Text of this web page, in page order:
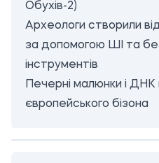
Обухів-2)
Археологи створили
за допомогою ШІ та
інструментів
Печерні малюнки і
європейського бізона